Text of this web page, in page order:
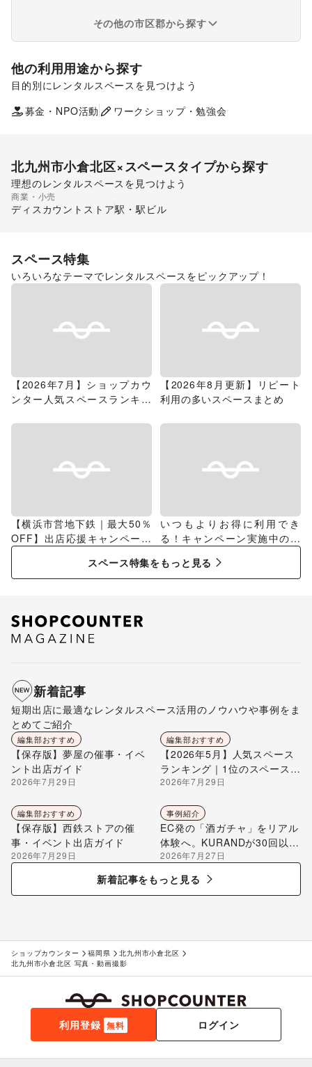
その他の市区郡から探す
他の利用用途から探す
目的別にレンタルスペースを見つけよう
食品販売 販促イベント
展示会・個展 キッチンカー・移動販売
募金・NPO活動 ワークショップ・勉強会
北九州市小倉北区×スペースタイプから探す
理想のレンタルスペースを見つけよう
ショッピングモール
商業・小売
ディスカウントストア駅・駅ビル
スペース特集
いろいろなテーマでレンタルスペースをピックアップ！
【2026年7月】ショップカウ
ンター人気スペースランキン
【2026年8月更新】リピート
利用の多いスペースまとめ
【横浜市営地下鉄｜最大50％
OFF】出店応援キャンペーン
特集
いつもよりお得に利用でき
る！キャンペーン実施中のス
スペース特集をもっと見る
新着記事
短期出店に最適なレンタルスペース活用のノウハウや事例をま
とめてご紹介
編集部おすすめ
【保存版】夢屋の催事・イベ
ント出店ガイド
2026年7月29日
編集部おすすめ
【2026年5月】人気スペース
ランキング｜1位のスペースを
編集部が解説
2026年7月29日
編集部おすすめ
【保存版】西鉄ストアの催
事・イベント出店ガイド
2026年7月29日
事例紹介
EC発の「酒ガチャ」をリアル
体験へ。KURANDが30回以上
のポップアップ出店で届け
る“新しいお酒との出会い”
2026年7月27日
新着記事をもっと見る
ショップカウンター 福岡県
北九州市小倉北区
北九州市小倉北区 写真・動画撮影
利用登録 無料 ログイン